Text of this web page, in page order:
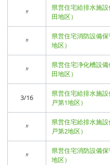
〃
県営住宅給排水施
田地区）
〃
県営住宅消防設備
地区）
〃
県営住宅浄化槽設
田地区）
3/16
県営住宅給排水施
戸第1地区）
〃
県営住宅給排水施
戸第2地区）
〃
県営住宅消防設備
地区）